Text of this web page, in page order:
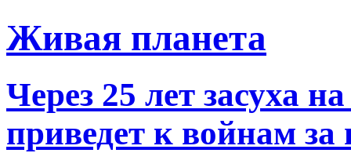
Живая планета
Через 25 лет засуха
приведет к войнам за